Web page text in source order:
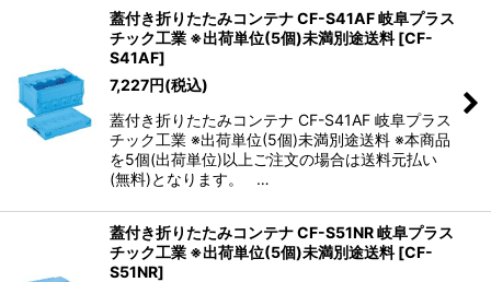
蓋付き折りたたみコンテナ CF-S41AF 岐阜プラス
チック工業 ※出荷単位(5個)未満別途送料 [CF-
S41AF]
7,227円(税込)
蓋付き折りたたみコンテナ CF-S41AF 岐阜プラス
チック工業 ※出荷単位(5個)未満別途送料 ※本商品
を5個(出荷単位)以上ご注文の場合は送料元払い
(無料)となります。 …
蓋付き折りたたみコンテナ CF-S51NR 岐阜プラス
チック工業 ※出荷単位(5個)未満別途送料 [CF-
S51NR]